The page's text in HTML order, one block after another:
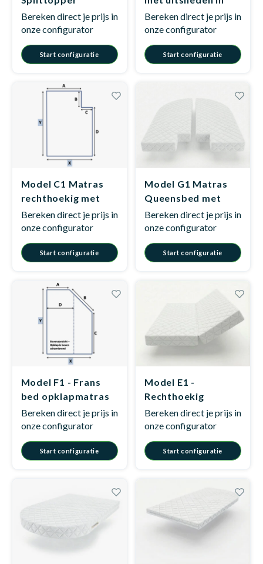
Bereken direct je prijs in
onze configurator
Start configuratie
vier hoeken
Bereken direct je prijs in
onze configurator
Start configuratie
Model C1 Matras
rechthoekig met
hoekuitsnede
Bereken direct je prijs in
onze configurator
Start configuratie
Model G1 Matras
Queensbed met
uitsparing
Bereken direct je prijs in
onze configurator
Start configuratie
Model F1 - Frans
bed opklapmatras
Bereken direct je prijs in
onze configurator
Start configuratie
Model E1 -
Rechthoekig
opklapmatras
Bereken direct je prijs in
onze configurator
Start configuratie